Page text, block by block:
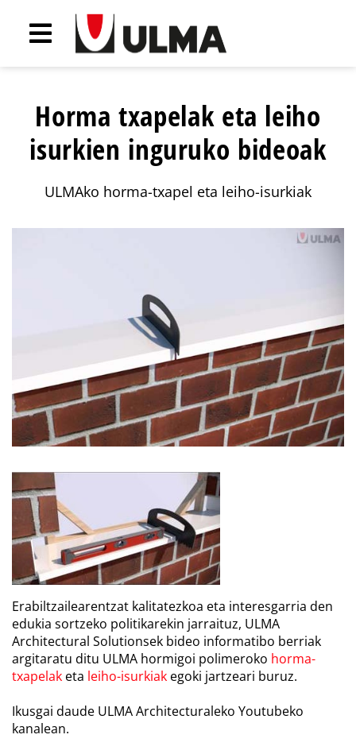
Horma txapelak eta leiho
isurkien inguruko bideoak
ULMAko horma-txapel eta leiho-isurkiak
Erabiltzailearentzat kalitatezkoa eta interesgarria den
edukia sortzeko politikarekin jarraituz, ULMA
Architectural Solutionsek bideo informatibo berriak
argitaratu ditu ULMA hormigoi polimeroko horma-
txapelak eta leiho-isurkiak egoki jartzeari buruz.
Ikusgai daude ULMA Architecturaleko Youtubeko
kanalean.